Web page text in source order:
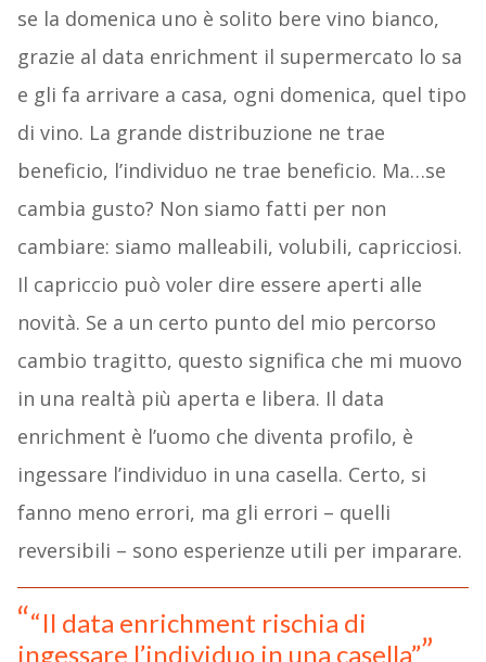
se la domenica uno è solito bere vino bianco,
grazie al data enrichment il supermercato lo sa
e gli fa arrivare a casa, ogni domenica, quel tipo
di vino. La grande distribuzione ne trae
beneficio, l’individuo ne trae beneficio. Ma…se
cambia gusto? Non siamo fatti per non
cambiare: siamo malleabili, volubili, capricciosi.
Il capriccio può voler dire essere aperti alle
novità. Se a un certo punto del mio percorso
cambio tragitto, questo significa che mi muovo
in una realtà più aperta e libera. Il data
enrichment è l’uomo che diventa profilo, è
ingessare l’individuo in una casella. Certo, si
fanno meno errori, ma gli errori – quelli
reversibili – sono esperienze utili per imparare.
“Il data enrichment rischia di
ingessare l’individuo in una casella”